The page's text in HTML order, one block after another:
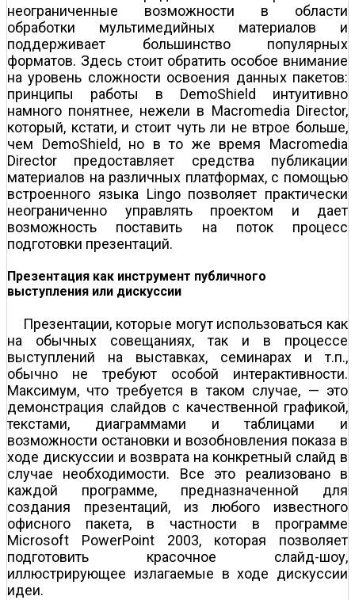
неограниченные возможности в области
обработки мультимедийных материалов и
поддерживает большинство популярных
форматов. Здесь стоит обратить особое внимание
на уровень сложности освоения данных пакетов:
принципы работы в DemoShield интуитивно
намного понятнее, нежели в Macromedia Director,
который, кстати, и стоит чуть ли не втрое больше,
чем DemoShield, но в то же время Macromedia
Director предоставляет средства публикации
материалов на различных платформах, c помощью
встроенного языка Lingo позволяет практически
неограниченно управлять проектом и дает
возможность поставить на поток процесс
подготовки презентаций.
Презентация как инструмент публичного
выступления или дискуссии
Презентации, которые могут использоваться как
на обычных совещаниях, так и в процессе
выступлений на выставках, семинарах и т.п.,
обычно не требуют особой интерактивности.
Максимум, что требуется в таком случае, — это
демонстрация слайдов с качественной графикой,
текстами, диаграммами и таблицами и
возможности остановки и возобновления показа в
ходе дискуссии и возврата на конкретный слайд в
случае необходимости. Все это реализовано в
каждой программе, предназначенной для
создания презентаций, из любого известного
офисного пакета, в частности в программе
Microsoft PowerPoint 2003, которая позволяет
подготовить красочное слайд-шоу,
иллюстрирующее излагаемые в ходе дискуссии
идеи.